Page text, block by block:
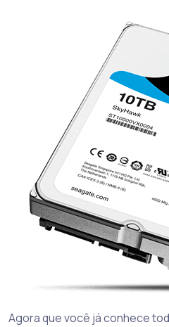
Agora que você já conhece